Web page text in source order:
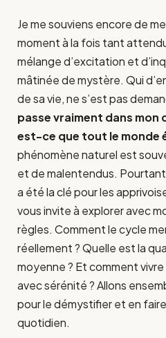
Je me souviens encore de
moment à la fois tant
mélange d’excitation et
mâtinée de mystère. Qui
de sa vie, ne s’est pas
passe vraiment dans mon
est-ce que tout le monde
phénomène naturel est
et de malentendus.
a été la clé pour les
vous invite à explorer avec
règles. Comment le cycle
réellement ? Quelle est la
moyenne ? Et comment
avec sérénité ? Allons
pour le démystifier et en
quotidien.